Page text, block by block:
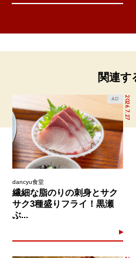
関連す
2026.7.27
AD
dancyu食堂
繊細な脂のりの刺身とサク
サク3種盛りフライ！黒瀬
ぶ...